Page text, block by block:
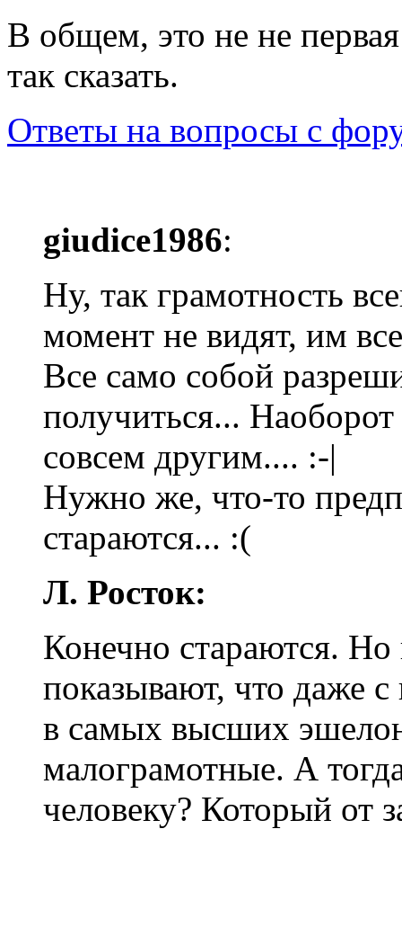
В общем, это не не
так сказать.
Ответы на вопросы с
giudice1986:
Ну, так грамотность
момент не видят, им
Все само собой
получиться... Наоборот
совсем другим.... :-|
Нужно же, что-то
стараются... :(
Л. Росток:
Конечно стараются. Но
показывают, что даже
в самых высших
малограмотные. А
человеку? Который от